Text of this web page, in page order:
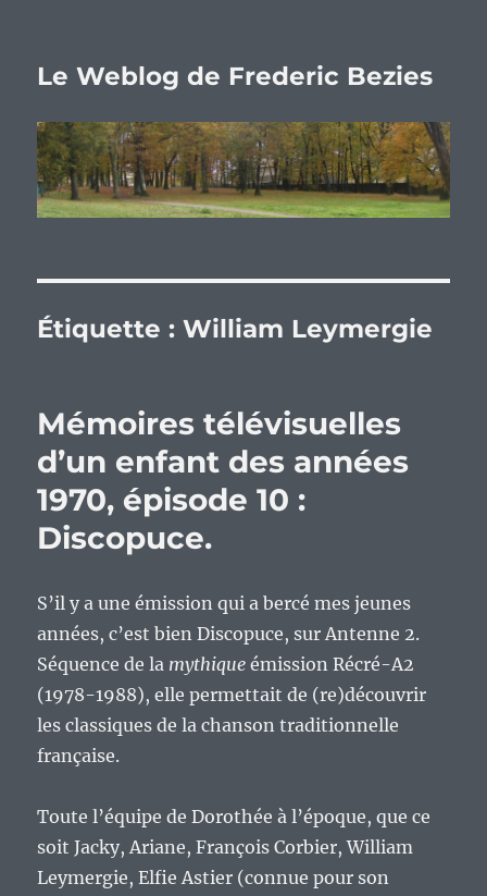
Le Weblog de Frederic Bezies
Étiquette :William Leymergie
Mémoires télévisuelles
d’un enfant des années
1970, épisode 10 :
Discopuce.
S’il y a une émission qui a bercé mes jeunes
années, c’est bien Discopuce, sur Antenne 2.
Séquence de la mythique émission Récré-A2
(1978-1988), elle permettait de (re)découvrir
les classiques de la chanson traditionnelle
française.
Toute l’équipe de Dorothée à l’époque, que ce
soit Jacky, Ariane, François Corbier, William
Leymergie, Elfie Astier (connue pour son